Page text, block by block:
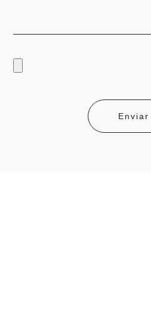
Sube
un
Enviar